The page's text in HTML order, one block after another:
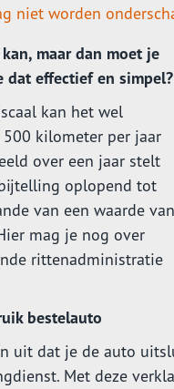
niet worden
maar dan moet je
effectief en simpel?
kan het wel
500 kilometer per jaar
over een jaar stelt
oplopend tot
van een waarde van
mag je nog over
rittenadministratie
bestelauto
uit dat je de auto
Met deze